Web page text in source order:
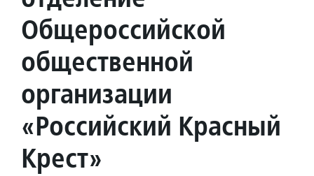
Общероссийской
общественной
организации
«Российский Красный
Крест»